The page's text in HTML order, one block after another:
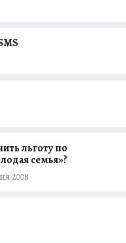
льготу по
семья»?
2008